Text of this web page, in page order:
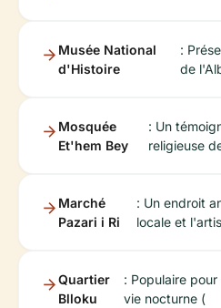
Musée National
d'Histoire
:
de
Mosquée
Et'hem Bey
: Un
religieuse
Marché
Pazari i Ri
: Un endroit
locale et
Quartier
Blloku
: Populaire
vie nocturne (